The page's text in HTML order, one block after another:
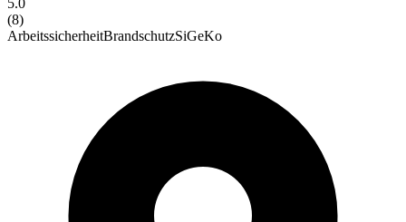
5.0
(8)
ArbeitssicherheitBrandschutzSiGeKo